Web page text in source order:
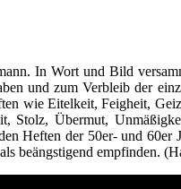
In Wort und Bild
und zum Verbleib der
wie Eitelkeit, Feigheit,
Stolz, Übermut,
Heften der 50er- und
beängstigend empfinden.